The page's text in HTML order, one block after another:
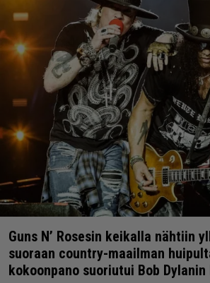
Guns N’ Rosesin keikalla nähtiin
suoraan country-maailman
kokoonpano suoriutui Bob